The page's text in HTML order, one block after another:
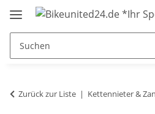
Zurück zur Liste Kettennieter &